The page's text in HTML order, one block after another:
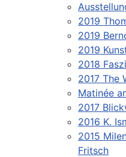
2019
2019
2019
2018
2017 The
Matinée
2017
2016 K.
2015
Fritsch